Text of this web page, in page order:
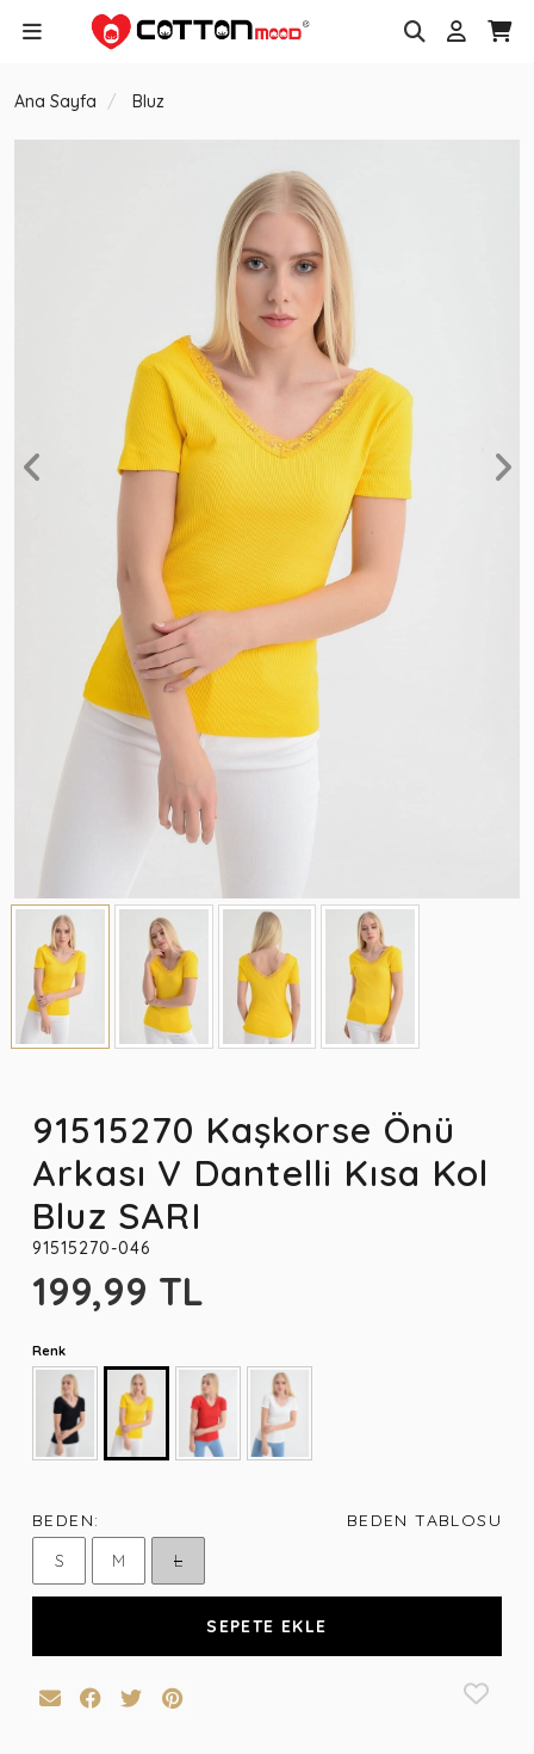
Ana Sayfa Bluz
91515270 Kaşkorse Önü
Arkası V Dantelli Kısa Kol
Bluz SARI
91515270-046
199,99 TL
Renk
BEDEN:
BEDEN TABLOSU
S
M L
SEPETE EKLE